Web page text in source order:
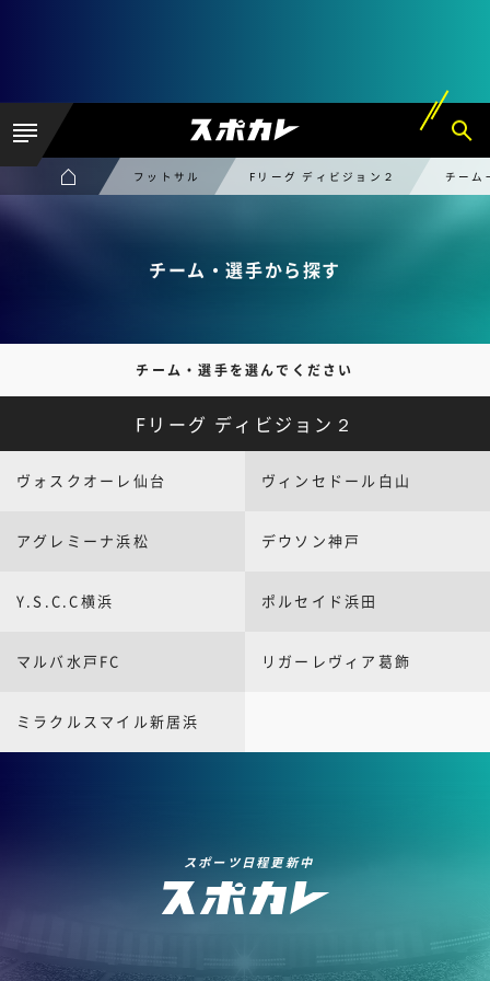
フットサル Fリーグ ディビジョン２ チーム
チーム・選手から探す
チーム・選手を選んでください
Fリーグ ディビジョン２
ヴォスクオーレ仙台 ヴィンセドール白山
アグレミーナ浜松 デウソン神戸
Y.S.C.C横浜 ポルセイド浜田
マルバ水戸FC リガーレヴィア葛飾
ミラクルスマイル新居浜
スポーツ日程更新中